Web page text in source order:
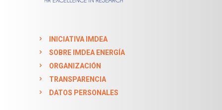
INICIATIVA IMDEA
SOBRE IMDEA ENERGÍA
ORGANIZACIÓN
TRANSPARENCIA
DATOS PERSONALES